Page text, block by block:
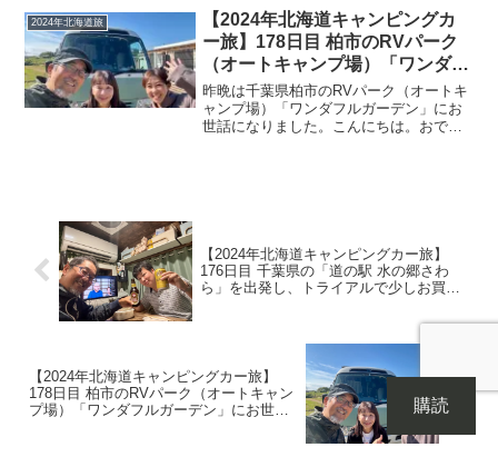
豆乳ゼリーで朝ご飯。美味しくいただき
ました♪おご馳走様で...
2024年北海道旅
【2024年北海道キャンピングカ
ー旅】178日目 柏市のRVパーク
（オートキャンプ場）「ワンダフ
ルガーデン」にお世話になり、11
時にチェックアウト！茨城県の
「道の駅まくらがの里こが」まで
昨晩は千葉県柏市のRVパーク（オートキ
ャンプ場）「ワンダフルガーデン」にお
世話になりました。こんにちは。おでか
【2024年北海道キャンピングカー旅】
176日目 千葉県の「道の駅 水の郷さわ
ら」を出発し、トライアルで少しお買い
【2024年北海道キャンピングカー旅】
178日目 柏市のRVパーク（オートキャン
プ場）「ワンダフルガーデン」にお世話
購読